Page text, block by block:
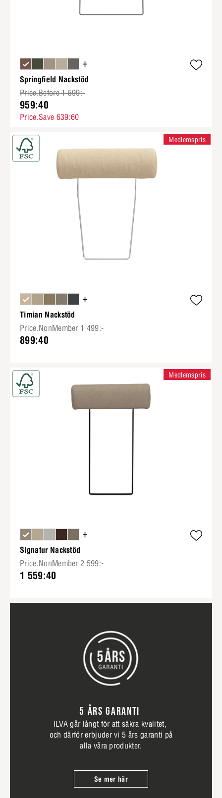
+
Springfield Nackstöd
Price.Before 1 599:-
959:40
Price.Save 639:60
+
Timian Nackstöd
Price.NonMember 1 499:-
899:40
Medlemspris
+
Signatur Nackstöd
Price.NonMember 2 599:-
1 559:40
Medlemspris
5 ÅRS GARANTI
ILVA går långt för att säkra kvalitet,
och därför erbjuder vi 5 års garanti på
alla våra produkter.
Se mer här